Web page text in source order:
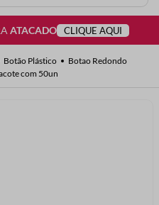
ATACADO CLIQUE AQUI
Botão Plástico
Botao Redondo
com 50un